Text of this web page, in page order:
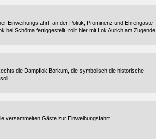
Einweihungsfahrt, an der Politik, Prominenz und Ehrengäste
bei Schöma fertiggestellt, rollt hier mit Lok Aurich am Zugende
die Dampflok Borkum, die symbolisch die historische
versammelten Gäste zur Einweihungsfahrt.